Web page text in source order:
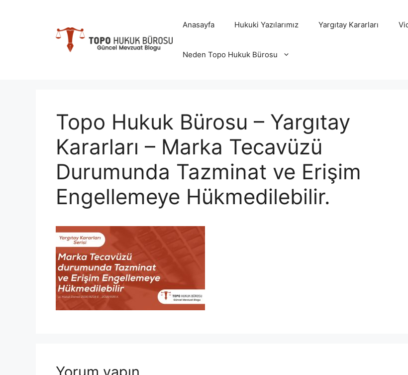
Anasayfa Hukuki Yazılarımız Yargıtay Kararları
Neden Topo Hukuk Bürosu
Topo Hukuk Bürosu – Yargıtay
Kararları – Marka Tecavüzü
Durumunda Tazminat ve Erişim
Engellemeye Hükmedilebilir.